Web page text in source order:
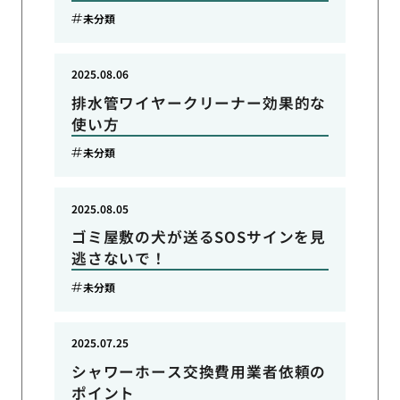
未分類
排水管ワイヤークリーナー効果的な
使い方
2025.08.06
未分類
ゴミ屋敷の犬が送るSOSサインを見
逃さないで！
2025.08.05
未分類
シャワーホース交換費用業者依頼の
ポイント
2025.07.25